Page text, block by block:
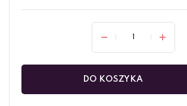
DO KOSZYKA